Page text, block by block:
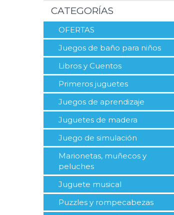
CATEGORÍAS
OFERTAS
Juegos de baño para niños
Libros y Cuentos
Primeros juguetes
Juegos de aprendizaje
Juguetes de madera
Juego de simulación
Marionetas, muñecos y
peluches
Juguete musical
Puzzles y rompecabezas